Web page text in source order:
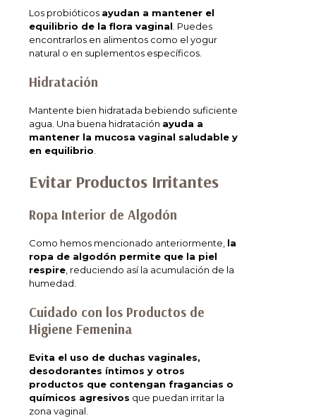
Los probióticos ayudan a mantener el
equilibrio de la flora vaginal. Puedes
encontrarlos en alimentos como el yogur
natural o en suplementos específicos.
Hidratación
Mantente bien hidratada bebiendo suficiente
agua. Una buena hidratación ayuda a
mantener la mucosa vaginal saludable y
en equilibrio.
Evitar Productos Irritantes
Ropa Interior de Algodón
Como hemos mencionado anteriormente, la
ropa de algodón permite que la piel
respire , reduciendo así la acumulación de la
humedad.
Cuidado con los Productos de
Higiene Femenina
Evita el uso de duchas vaginales,
desodorantes íntimos y otros
productos que contengan fragancias o
químicos agresivos que puedan irritar la
zona vaginal.